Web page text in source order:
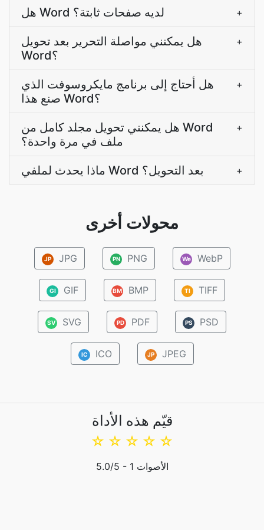
هل Word لديه صفحات ثابتة؟ +
هل يمكنني مواصلة التحرير بعد تحويل
Word؟
+
هل أحتاج إلى برنامج مايكروسوفت الذي
صنع هذا Word؟
+
هل يمكنني تحويل مجلد كامل من Word
ملف في مرة واحدة؟
+
ماذا يحدث لملفي Word بعد التحويل؟ +
محولات أخرى
JP JPG PN PNG We WebP
GI GIF BM BMP TI TIFF
SV SVG PD PDF PS PSD
IC ICO JP JPEG
قيّم هذه الأداة
☆
☆
☆
☆
☆
5.0/5 - 1 الأصوات